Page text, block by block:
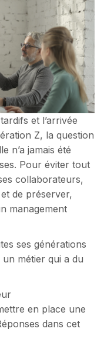
et l’arrivée
Z, la question
n’a jamais été
Pour éviter tout
collaborateurs,
de préserver,
management
ses générations
métier qui a du
en place une
dans cet